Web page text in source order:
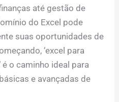
até gestão de
do Excel pode
suas oportunidades de
‘excel para
é o caminho ideal para
e avançadas de